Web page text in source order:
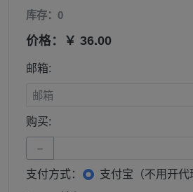
库存：0
价格：￥ 36.00
邮箱:
购买:
−
支付方式：
支付宝（不用开代